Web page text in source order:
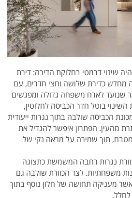
שינוי דרמטי בחלוקת הדירה: דירת
מחדש כדירת שלושה וחצי חדרים, עם
שנועד לארח משפחה גדולה ומפגשים
בוטל חדר הכביסה לחלוטין,
הכביסה שולבה בתוך נגרות ייעודית
מהעין. הפתרון איפשר להגדיל את
תוך שמירה על מראה נקי של
נגרות רחבה המשמשת כתצוגה
משפחתיות. לצד הכוורת שולבה גם
מעניקה תחושה של חלון נוסף בתוך
לחלל.